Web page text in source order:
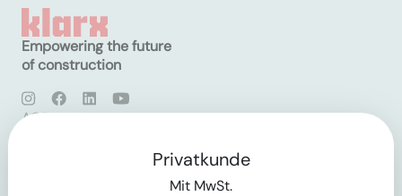
Empowering the future
of construction
AGB
Privatkunde
Mit MwSt.